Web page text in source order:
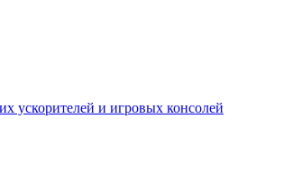
ускорителей и игровых консолей